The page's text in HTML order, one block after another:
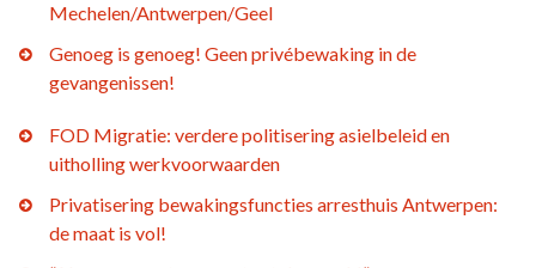
Mechelen/Antwerpen/Geel
Genoeg is genoeg! Geen privébewaking in de
gevangenissen!
FOD Migratie: verdere politisering asielbeleid en
uitholling werkvoorwaarden
Privatisering bewakingsfuncties arresthuis Antwerpen:
de maat is vol!